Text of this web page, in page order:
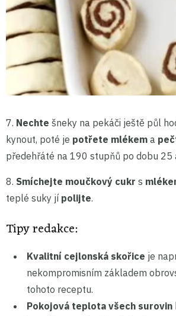
7. Nechte šneky na pekáči ještě půl
kynout, poté je potřete mlékem a
předehřáté na 190 stupňů po dobu 25
8. Smíchejte moučkový cukr s
teplé suky jí polijte.
Tipy redakce:
Kvalitní cejlonská skořice je
nekompromisním základem
tohoto receptu.
Pokojová teplota všech surovin